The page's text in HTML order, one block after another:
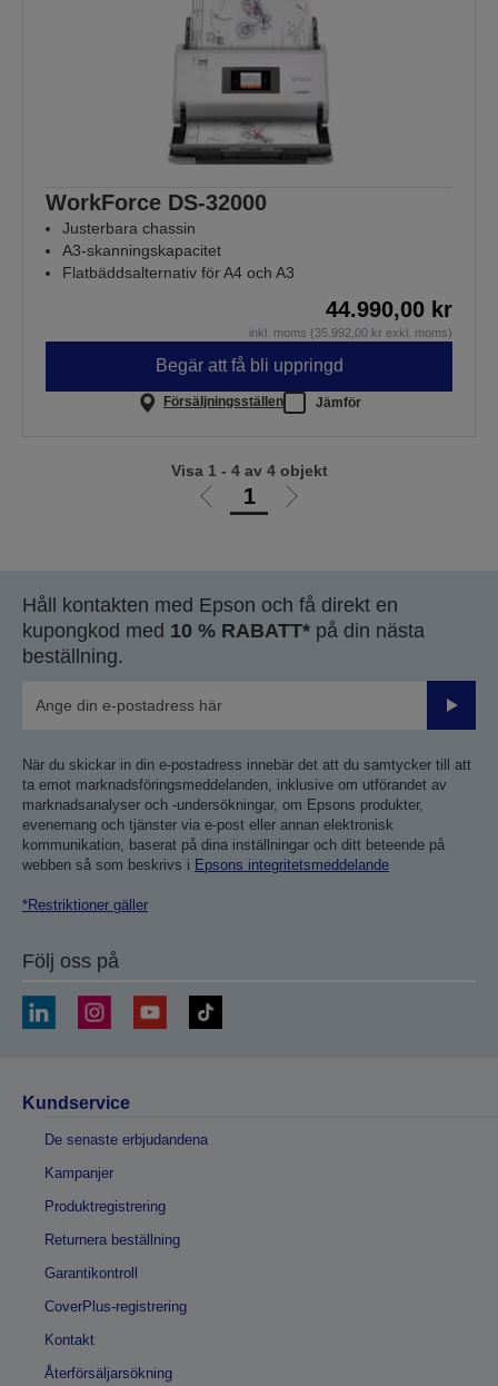
WorkForce DS-32000
Justerbara chassin
A3-skanningskapacitet
Flatbäddsalternativ för A4 och A3
44.990,00 kr
inkl. moms (35.992,00 kr exkl. moms)
Begär att få bli uppringd
Försäljningsställen Jämför
Gå
1
Gå
Visa 1 - 4 av 4 objekt
Håll kontakten med Epson och få direkt en
kupongkod med 10 % RABATT* på din nästa
beställning.
Skicka
När du skickar in din e-postadress innebär det att du samtycker till att
ta emot marknadsföringsmeddelanden, inklusive om utförandet av
marknadsanalyser och -undersökningar, om Epsons produkter,
evenemang och tjänster via e-post eller annan elektronisk
kommunikation, baserat på dina inställningar och ditt beteende på
webben så som beskrivs i Epsons integritetsmeddelande
*Restriktioner gäller
Följ oss på
Kundservice
De senaste erbjudandena
Kampanjer
Produktregistrering
Returnera beställning
Garantikontroll
CoverPlus-registrering
Kontakt
Återförsäljarsökning